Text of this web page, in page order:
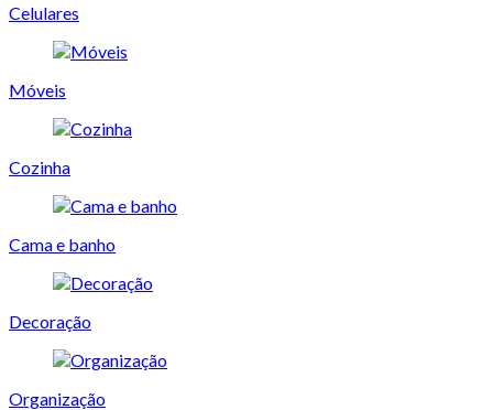
Celulares
Móveis
Cozinha
Cama e banho
Decoração
Organização